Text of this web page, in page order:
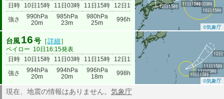
日時
10日15時 11日03時 11日15時
12日15時
強さ
990hPa
20m
985hPa
23m
980hPa
25m
996hPa
10日15時
11日03時
11日15時
12日15時
©気象庁
台風 16 号 ［詳細 ］
ペイロー 10日16:15発表
日時
10日15時 11日03時 11日15時
12日15時
強さ
994hPa
20m
994hPa
20m
996hPa
18m
998hPa 10日15時
11日03時
11日15時
12
©気象庁
現在、地震の情報はありません。 気象庁